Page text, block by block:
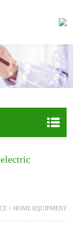
> HOME EQUIPMENT